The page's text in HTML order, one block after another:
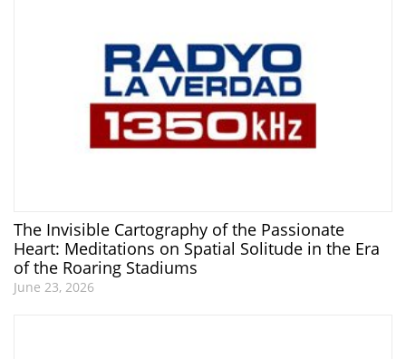
The Invisible Cartography of the Passionate
Heart: Meditations on Spatial Solitude in the Era
of the Roaring Stadiums
June 23, 2026